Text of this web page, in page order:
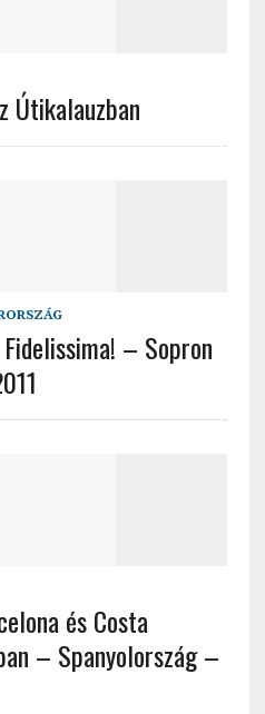
Útikalauzban
– Sopron
és Costa
– Spanyolország –